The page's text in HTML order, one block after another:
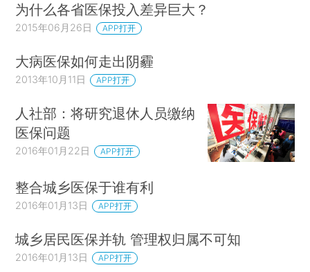
为什么各省医保投入差异巨大？
2015年06月26日 APP打开
大病医保如何走出阴霾
2013年10月11日 APP打开
人社部：将研究退休人员缴纳
医保问题
2016年01月22日 APP打开
整合城乡医保于谁有利
2016年01月13日 APP打开
城乡居民医保并轨 管理权归属不可知
2016年01月13日 APP打开